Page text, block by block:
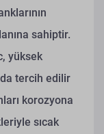
sahiptir.
yüksek
tercih edilir
korozyona
sıcak